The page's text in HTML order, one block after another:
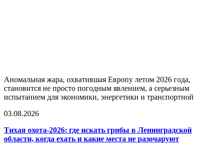
Аномальная жара, охватившая Европу летом 2026 года,
становится не просто погодным явлением, а серьезным
испытанием для экономики, энергетики и транспортной
03.08.2026
Тихая охота-2026: где искать грибы в Ленинградской
области, когда ехать и какие места не разочаруют